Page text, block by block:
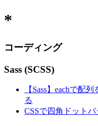
*
コーディング
Sass (SCSS)
【Sass】eachで配
る
CSSで四角ドット